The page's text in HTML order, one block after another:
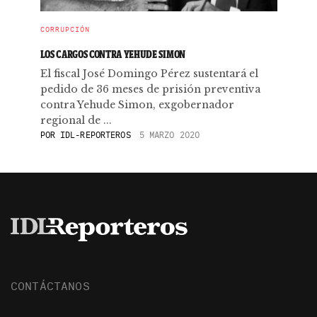
CORRUPCIÓN
LOS CARGOS CONTRA YEHUDE SIMON
El fiscal José Domingo Pérez sustentará el
pedido de 36 meses de prisión preventiva
contra Yehude Simon, exgobernador
regional de ...
POR IDL-REPORTEROS 5 MARZO 2020
CONTÁCTANOS